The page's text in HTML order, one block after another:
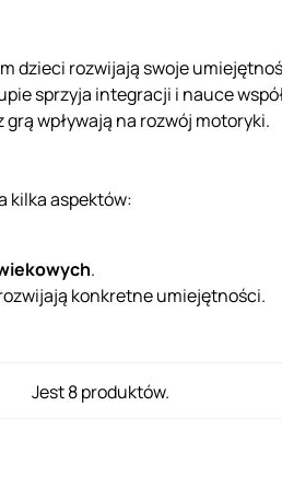
dzieci rozwijają swoje
sprzyja integracji i nauce
wpływają na rozwój motoryki.
kilka aspektów:
.
konkretne umiejętności.
Jest 8 produktów.